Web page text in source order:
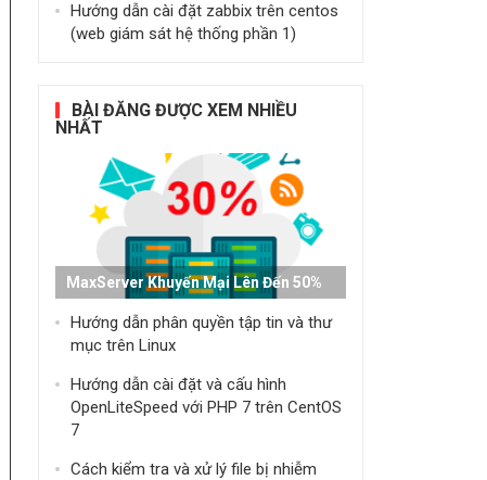
Hướng dẫn cài đặt zabbix trên centos
(web giám sát hệ thống phần 1)
BÀI ĐĂNG ĐƯỢC XEM NHIỀU
NHẤT
MaxServer Khuyến Mại Lên Đến 50%
Hướng dẫn phân quyền tập tin và thư
mục trên Linux
Hướng dẫn cài đặt và cấu hình
OpenLiteSpeed ​​với PHP 7 trên CentOS
7
Cách kiểm tra và xử lý file bị nhiễm